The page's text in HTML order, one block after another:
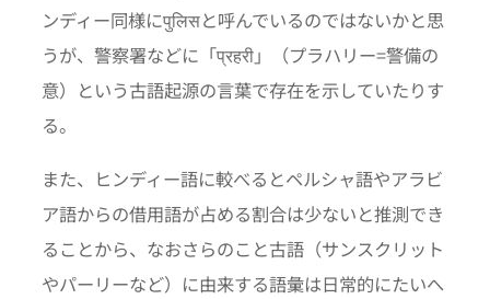
ンディー同様にपुलिसと呼んでいるのではないかと思
うが、警察署などに「प्रहरी」（プラハリー=警備の
意）という古語起源の言葉で存在を示していたりす
る。
また、ヒンディー語に較べるとペルシャ語やアラビ
ア語からの借用語が占める割合は少ないと推測でき
ることから、なおさらのこと古語（サンスクリット
やパーリーなど）に由来する語彙は日常的にたいへ